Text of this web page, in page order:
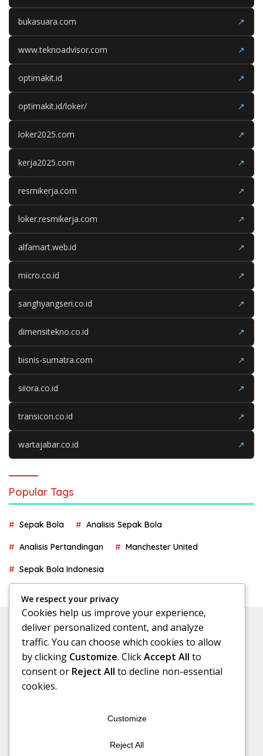
bukasuara.com ↗
www.teknoadvisor.com ↗
optimakit.id ↗
optimakit.id/loker/ ↗
loker2025.com ↗
kerja2025.com ↗
resmikerja.com ↗
loker.resmikerja.com ↗
alfamart.web.id ↗
micro.co.id ↗
sanghyangseri.co.id ↗
dimensitekno.co.id ↗
bisnis-sumatra.com ↗
siiora.co.id ↗
transicon.co.id ↗
wartajabar.co.id ↗
Popular Tags
Sepak Bola Analisis Sepak Bola
Analisis Pertandingan Manchester United
Sepak Bola Indonesia
We respect your privacy
Cookies help us improve your experience,
deliver personalized content, and analyze
traffic. You can choose which cookies to allow
by clicking Customize. ClickAccept All to
consent or Reject All to decline non-essential
cookies.
Customize
Reject All